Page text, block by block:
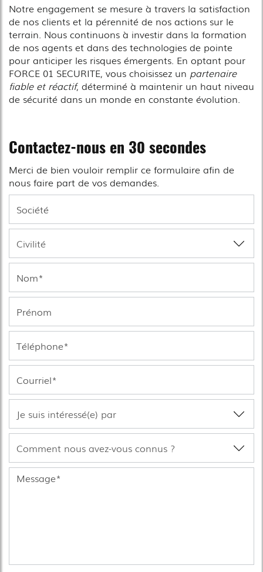
Notre engagement se mesure à travers la satisfaction
de nos clients et la pérennité de nos actions sur le
terrain. Nous continuons à investir dans la formation
de nos agents et dans des technologies de pointe
pour anticiper les risques émergents. En optant pour
FORCE 01 SECURITE, vous choisissez un partenaire
fiable et réactif, déterminé à maintenir un haut niveau
de sécurité dans un monde en constante évolution.
Contactez-nous en 30 secondes
Merci de bien vouloir remplir ce formulaire afin de
nous faire part de vos demandes.